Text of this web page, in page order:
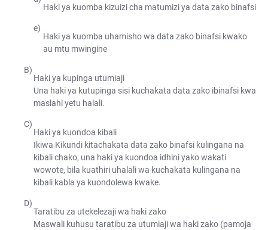
Haki ya kuomba kizuizi cha matumizi ya data zako binafsi
Haki ya kuomba uhamisho wa data zako binafsi kwako
au mtu mwingine
Haki ya kupinga utumiaji
Una haki ya kutupinga sisi kuchakata data zako ibinafsi kwa
maslahi yetu halali.
Haki ya kuondoa kibali
Ikiwa Kikundi kitachakata data zako binafsi kulingana na
kibali chako, una haki ya kuondoa idhini yako wakati
wowote, bila kuathiri uhalali wa kuchakata kulingana na
kibali kabla ya kuondolewa kwake.
Taratibu za utekelezaji wa haki zako
Maswali kuhusu taratibu za utumiaji wa haki zako (pamoja